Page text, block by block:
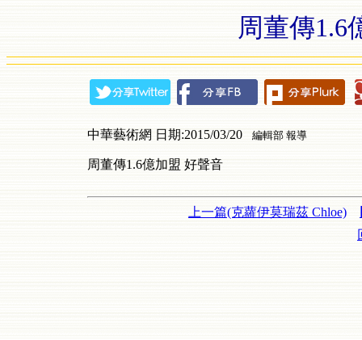
周董傳1.6
中華藝術網 日期:2015/03/20 編輯部 報導
周董傳1.6億加盟 好聲音
上一篇(克蘿伊莫瑞茲 Chloe)